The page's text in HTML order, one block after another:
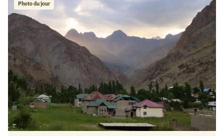
Photo du jour